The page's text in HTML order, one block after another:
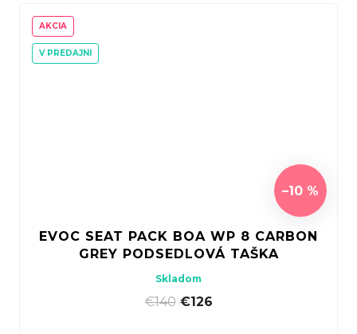
AKCIA
V PREDAJNI
–10 %
EVOC SEAT PACK BOA WP 8 CARBON
GREY PODSEDLOVÁ TAŠKA
Skladom
€140| €126